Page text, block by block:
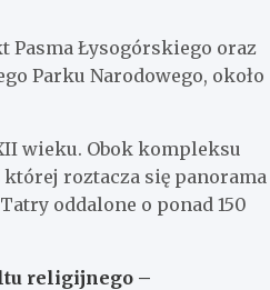
Pasma Łysogórskiego oraz
Parku Narodowego, około
wieku. Obok kompleksu
której roztacza się panorama
oddalone o ponad 150
religijnego –